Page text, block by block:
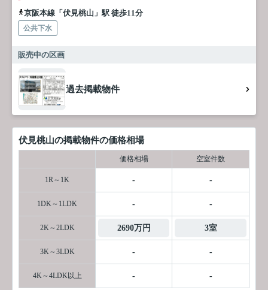
京阪本線「伏見桃山」駅 徒歩11分
公共下水
販売中の区画
過去掲載物件
伏見桃山の掲載物件の価格相場
価格相場 空室件数
1R～1K - -
1DK～1LDK - -
2K～2LDK 2690万円 3室
3K～3LDK - -
4K～4LDK以上 - -